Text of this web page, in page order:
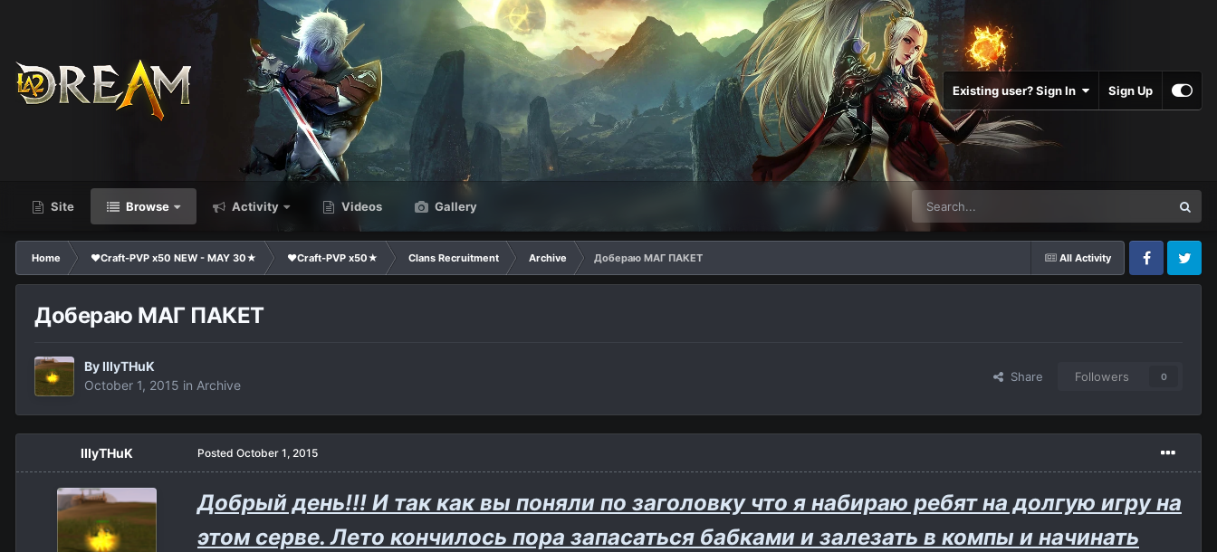
Existing user? Sign In Sign Up
Site Browse Activity Videos Gallery
All Activity
Home ❤Craft-PVP x50 NEW - MAY 30★ ❤Craft-PVP x50★ Clans Recruitment Archive
Добераю МАГ ПАКЕТ
FacebookTwitter
Добераю МАГ ПАКЕТ
By IIIyTHuK
October 1, 2015 in Archive
Share Followers 0
IIIyTHuK Posted October 1, 2015
Добрый день!!! И так как вы поняли по заголовку что я набираю ребят на долгую игру на
этом серве. Лето кончилось пора запасаться бабками и залезать в компы и начинать